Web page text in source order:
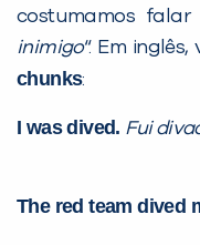
costumamos falar
inimigo“. Em
chunks:
I was dived. Fui
The red team dived